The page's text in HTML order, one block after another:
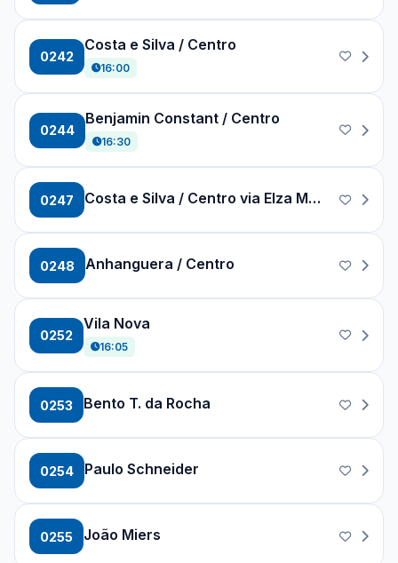
0242
Costa e Silva / Centro
16:00
0244
Benjamin Constant / Centro
16:30
0247 Costa e Silva / Centro via Elza Meinert
0248 Anhanguera / Centro
0252
Vila Nova
16:05
0253 Bento T. da Rocha
0254 Paulo Schneider
0255 João Miers